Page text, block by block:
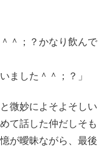
＾；？かなり飲んで
ました＾＾；？」
微妙によそよそしい
て話した仲だしそも
が曖昧ながら、最後